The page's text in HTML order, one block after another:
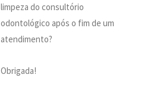
limpeza do consultório
odontológico após o fim de um
atendimento?
Obrigada!